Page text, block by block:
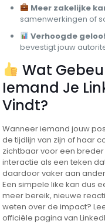
Meer zakelijke
samenwerkingen of
Verhoogde
bevestigt jouw
Wat
Iemand Je
Vindt?
Wanneer iemand jouw
de tijdlijn van zijn of haar
zichtbaar voor een
interactie als een teken
daardoor vaker aan
Een simpele like kan dus
meer bereik, nieuwe
weten over de impact?
officiële pagina van